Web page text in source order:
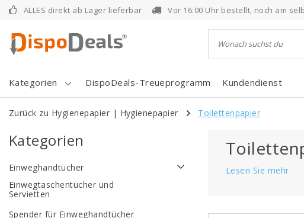
ALLES direkt ab Lager lieferbar Vor 16:00 Uhr bestellt, noch am
Kategorien DispoDeals-Treueprogramm Kundendienst
Zurück zu Hygienepapier | Hygienepapier Toilettenpapier
Kategorien
Einweghandtücher
Einwegtaschentücher und
Servietten
Spender für Einweghandtücher
Lesen Sie mehr